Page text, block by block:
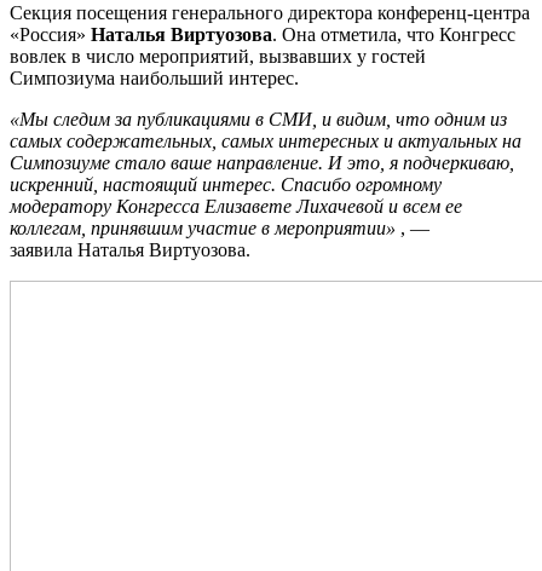
Секция посещения генерального директора конференц-центра
«Россия» Наталья Виртуозова. Она отметила, что Конгресс
вовлек в число мероприятий, вызвавших у гостей
Симпозиума наибольший интерес.
«Мы следим за публикациями в СМИ, и видим, что одним из
самых содержательных, самых интересных и актуальных на
Симпозиуме стало ваше направление. И это, я подчеркиваю,
искренний, настоящий интерес. Спасибо огромному
модератору Конгресса Елизавете Лихачевой и всем ее
коллегам, принявшим участие в мероприятии» , —
заявила Наталья Виртуозова.